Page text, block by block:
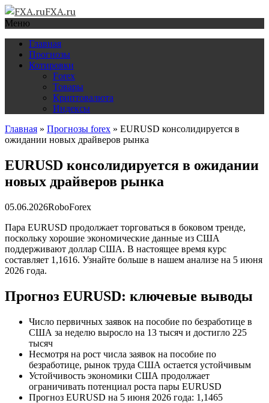
FXA.ru
Меню
Главная
Прогнозы
Котировки
Forex
Товары
Криптовалюта
Индексы
Главная » Прогнозы forex » EURUSD консолидируется в
ожидании новых драйверов рынка
EURUSD консолидируется в ожидании
новых драйверов рынка
05.06.2026RoboForex
Пара EURUSD продолжает торговаться в боковом тренде,
поскольку хорошие экономические данные из США
поддерживают доллар США. В настоящее время курс
составляет 1,1616. Узнайте больше в нашем анализе на 5 июня
2026 года.
Прогноз EURUSD: ключевые выводы
Число первичных заявок на пособие по безработице в
США за неделю выросло на 13 тысяч и достигло 225
тысяч
Несмотря на рост числа заявок на пособие по
безработице, рынок труда США остается устойчивым
Устойчивость экономики США продолжает
ограничивать потенциал роста пары EURUSD
Прогноз EURUSD на 5 июня 2026 года: 1,1465